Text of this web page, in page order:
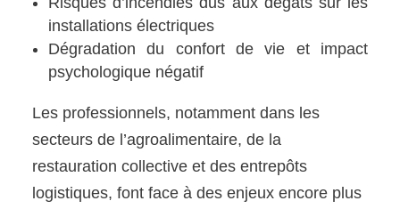
installations électriques
Dégradation du confort de vie et impact
psychologique négatif
Les professionnels, notamment dans les
secteurs de l’agroalimentaire, de la
restauration collective et des entrepôts
logistiques, font face à des enjeux encore plus